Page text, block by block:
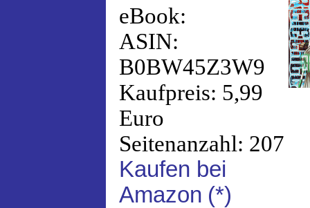
eBook:
ASIN:
B0BW45Z3W9
Kaufpreis: 5,99
Euro
Seitenanzahl: 207
Kaufen bei
Amazon (*)